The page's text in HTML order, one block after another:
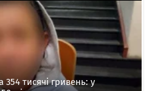
тисячі гривень: у